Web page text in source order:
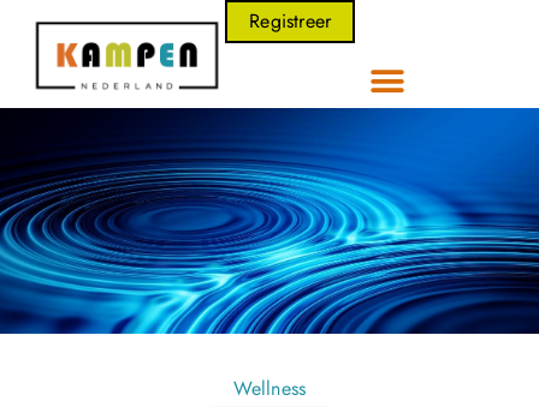
Registreer
Wellness